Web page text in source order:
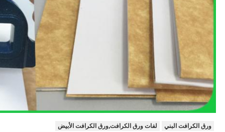
ورق الكرافت البني
لفات ورق الكرافت,ورق الكرافت الأبيض